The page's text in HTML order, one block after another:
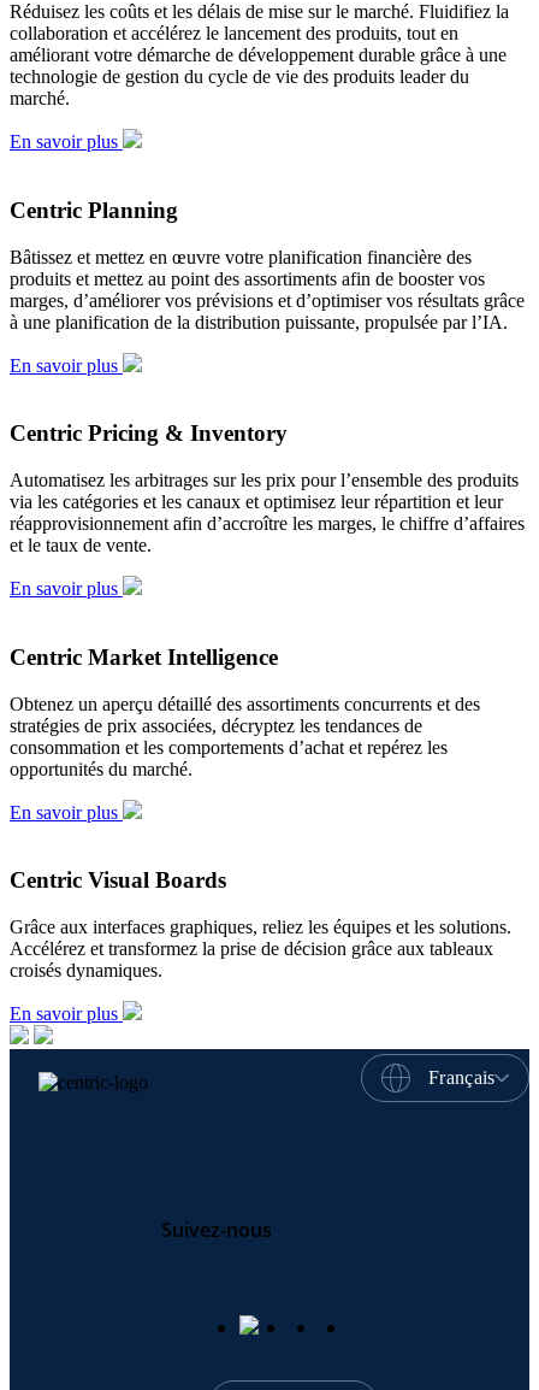
Réduisez les coûts et les délais de mise sur le marché. Fluidifiez la
collaboration et accélérez le lancement des produits, tout en
améliorant votre démarche de développement durable grâce à une
technologie de gestion du cycle de vie des produits leader du
marché.
En savoir plus
Centric Planning
Bâtissez et mettez en œuvre votre planification financière des
produits et mettez au point des assortiments afin de booster vos
marges, d’améliorer vos prévisions et d’optimiser vos résultats grâce
à une planification de la distribution puissante, propulsée par l’IA.
En savoir plus
Centric Pricing & Inventory
Automatisez les arbitrages sur les prix pour l’ensemble des produits
via les catégories et les canaux et optimisez leur répartition et leur
réapprovisionnement afin d’accroître les marges, le chiffre d’affaires
et le taux de vente.
En savoir plus
Centric Market Intelligence
Obtenez un aperçu détaillé des assortiments concurrents et des
stratégies de prix associées, décryptez les tendances de
consommation et les comportements d’achat et repérez les
opportunités du marché.
En savoir plus
Centric Visual Boards
Grâce aux interfaces graphiques, reliez les équipes et les solutions.
Accélérez et transformez la prise de décision grâce aux tableaux
croisés dynamiques.
En savoir plus
Français
Suivez-nous